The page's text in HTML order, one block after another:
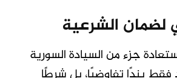
الشرعية
جزء من السيادة السورية